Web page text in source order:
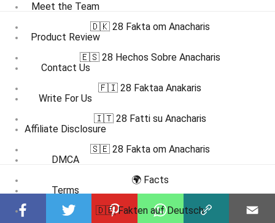
Meet the Team
Product Review
Contact Us
Write For Us
Affiliate Disclosure
DMCA
Terms
🇩🇰 28 Fakta om Anacharis
🇪🇸 28 Hechos Sobre Anacharis
🇫🇮 28 Faktaa Anakaris
🇮🇹 28 Fatti su Anacharis
🇸🇪 28 Fakta om Anacharis
🌍 Facts
🇩🇪 Fakten auf Deutsch